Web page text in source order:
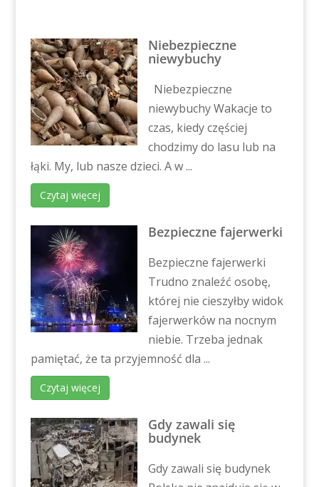
Niebezpieczne
niewybuchy
Niebezpieczne
niewybuchy Wakacje to
czas, kiedy częściej
chodzimy do lasu lub na
łąki. My, lub nasze dzieci. A w ...
Czytaj więcej
Bezpieczne fajerwerki
Bezpieczne fajerwerki
Trudno znaleźć osobę,
której nie cieszyłby widok
fajerwerków na nocnym
niebie. Trzeba jednak
pamiętać, że ta przyjemność dla ...
Czytaj więcej
Gdy zawali się
budynek
Gdy zawali się budynek